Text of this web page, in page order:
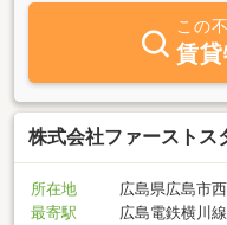
この
賃
株式会社ファーストス
所在地
広島県広島市
最寄駅
広島電鉄横川